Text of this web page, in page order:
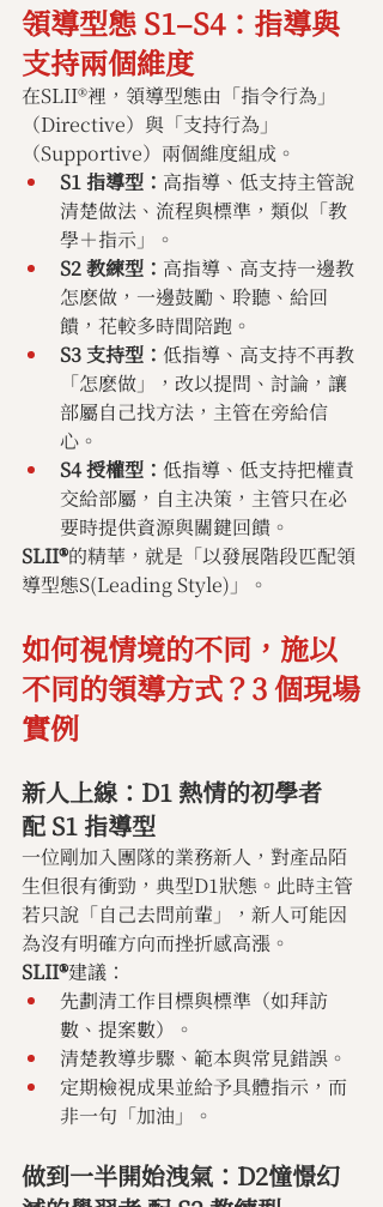
領導型態 S1–S4：指導與
支持兩個維度
在SLII®裡，領導型態由「指令行為」
（Directive）與「支持行為」
（Supportive）兩個維度組成。
S1 指導型： 高指導、低支持主管說
清楚做法、流程與標準，類似「教
學＋指示」。
S2 教練型： 高指導、高支持一邊教
怎麽做，一邊鼓勵、聆聽、給回
饋，花較多時間陪跑。
S3 支持型： 低指導、高支持不再教
「怎麽做」，改以提問、討論，讓
部屬自己找方法，主管在旁給信
心。
S4 授權型： 低指導、低支持把權責
交給部屬，自主决策，主管只在必
要時提供資源與關鍵回饋。
SLII®的精華，就是「以發展階段匹配領
導型態S(Leading Style)」。
如何視情境的不同，施以
不同的領導方式？3 個現場
實例
新人上線：D1 熱情的初學者
配 S1 指導型
一位剛加入團隊的業務新人，對產品陌
生但很有衝勁，典型D1狀態。此時主管
若只說「自己去問前輩」，新人可能因
為沒有明確方向而挫折感高漲。
SLII®建議：
先劃清工作目標與標準（如拜訪
數、提案數）。
清楚教導步驟、範本與常見錯誤。
定期檢視成果並給予具體指示，而
非一句「加油」。
做到一半開始洩氣：D2憧憬幻